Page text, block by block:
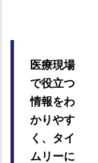
医療現場
で役立つ
情報をわ
かりやす
く、タイ
ムリーに